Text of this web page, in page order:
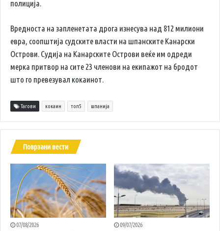
полиција.
Вредноста на запленетата дрога изнесува над 812 милиони
евра, соопштија судските власти на шпанските Канарски
Острови. Судија на Канарските Острови веќе им одреди
мерка притвор на сите 23 членови на екипажот на бродот
што го превезувал кокаинот.
Тагови кокаин топ5 шпанија
Поврзани вести
07/08/2026 09/07/2026